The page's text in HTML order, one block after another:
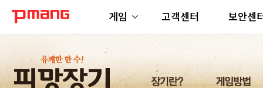
게임 고객센터 보안센